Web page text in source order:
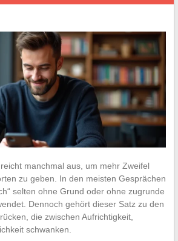
manchmal aus, um mehr Zweifel
zu geben. In den meisten Gesprächen
selten ohne Grund oder ohne zugrunde
Dennoch gehört dieser Satz zu den
die zwischen Aufrichtigkeit,
schwanken.